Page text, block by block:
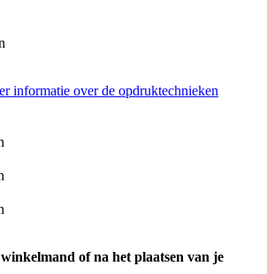
informatie over de opdruktechnieken
of na het plaatsen van je